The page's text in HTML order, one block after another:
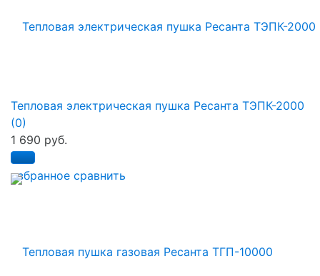
избранное сравнить
Тепловая электрическая пушка Ресанта ТЭПК-2000
(0)
1 690 руб.